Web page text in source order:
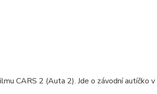
CARS 2 (Auta 2). Jde o závodní autíčko v